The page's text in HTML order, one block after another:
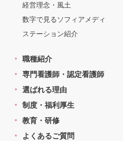
経営理念・風土
数字で見るソフィアメディ
ステーション紹介
職種紹介
専門看護師・認定看護師
選ばれる理由
制度・福利厚生
教育・研修
よくあるご質問